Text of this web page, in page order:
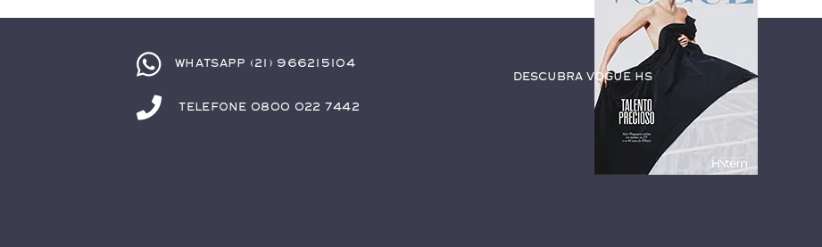
Whatsapp (21) 966215104
Telefone 0800 022 7442
Descubra Vogue HS